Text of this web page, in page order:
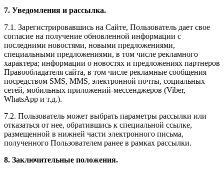
7. Уведомления и рассылка.
7.1. Зарегистрировавшись на Сайте, Пользователь дает свое
согласие на получение обновленной информации с
последними новостями, новыми предложениями,
специальными предложениями, в том числе рекламного
характера; информации о новостях и предложениях партнеров
Правообладателя сайта, в том числе рекламные сообщения
посредством SMS, MMS, электронной почты, социальных
сетей, мобильных приложений-мессенджеров (Viber,
WhatsApp и т.д.).
7.2. Пользователь может выбрать параметры рассылки или
отказаться от нее, обратившись к специальной ссылке,
размещенной в нижней части электронного письма,
полученного Пользователем ранее в рамках рассылки.
8. Заключительные положения.